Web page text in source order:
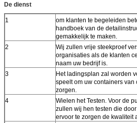
De dienst
1
om klanten te begeleiden
handboek van de
gemakkelijk te maken.
2
Wij zullen vrije steekproef
organisaties als de klanten
naam uw bedrijf is.
3
Het ladingsplan zal worden
speelt om uw containers van
zorgen.
4
Wielen het Testen. Voor de
zullen wij hen testen die
ervoor te zorgen de kwaliteit